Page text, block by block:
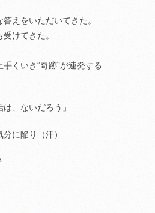
えをいただいてきた。
けてきた。
くいき“奇跡”が連発する
は、ないだろう」
に陥り（汗）